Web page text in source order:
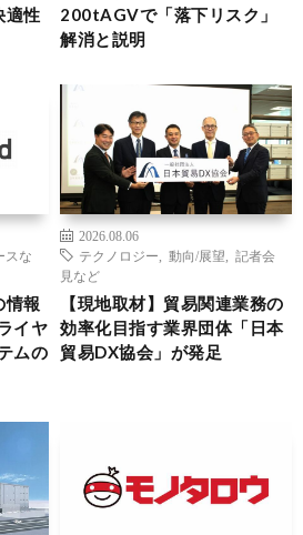
適性
200tAGVで「落下リスク」
解消と説明
スな
情報
イヤ
ムの
2026.08.06
テクノロジー
動向/展望
記者会
見など
【現地取材】貿易関連業務の
効率化目指す業界団体「日本
貿易DX協会」が発足